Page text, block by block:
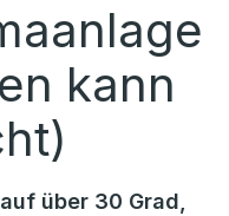
kann
über 30 Grad,